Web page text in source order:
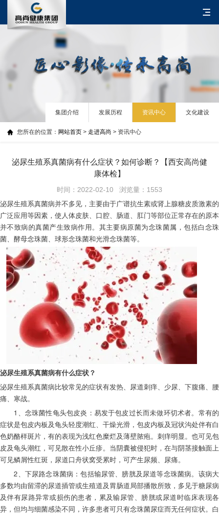
您所在的位置： 网站首页 > 走进高尚 > 资讯中心
集团介绍 发展历程 资讯中心 文化建设
泌尿生殖系真菌病有什么症状？如何诊断？【西安高尚健
康体检】
时间：2022-02-10 浏览量：1553
泌尿生殖系真菌病并不多见，主要由于广谱抗生素或肾上腺糖皮质激素的
广泛应用等因素，使人体皮肤、口腔、肠道、肛门等部位正常存在的原本
并不致病的真菌产生致病作用。其主要病原菌为念珠菌属，包括白念珠
菌、酵母念珠菌、球形念珠菌和光滑念珠菌等。
泌尿生殖系真菌病有什么症状？
泌尿生殖系真菌病比较常见的症状有发热、尿道刺痒、少尿、下腹痛、腰
痛、寒战。
1、念珠菌性龟头包皮炎：易发于包皮过长而未做环切术者。常有的
症状是包皮内板及龟头轻度潮红、干燥光滑，包皮内板及冠状沟处伴有白
色奶酪样斑片，有的表现为浅红色糜烂及薄壁脓疱。刺痒明显。也可见包
皮及龟头潮红，可见散在性小丘疹。当阴囊被侵犯时，在与阴茎接触面上
可见鳞屑性红斑，尿道口舟状窝受累时，可产生尿频、尿痛。
2、下尿路念珠菌病：包括输尿管、膀胱及尿道等念珠菌病。该病大
多数均由留滞的尿道插管或生殖道及胃肠道局部播散所致，多见于糖尿病
及伴有尿路异常或损伤的患者，累及输尿管、膀胱或尿道时临床表现各
异，但均与细菌感染不同，许多患者可只有念珠菌尿症而无任何症状。白